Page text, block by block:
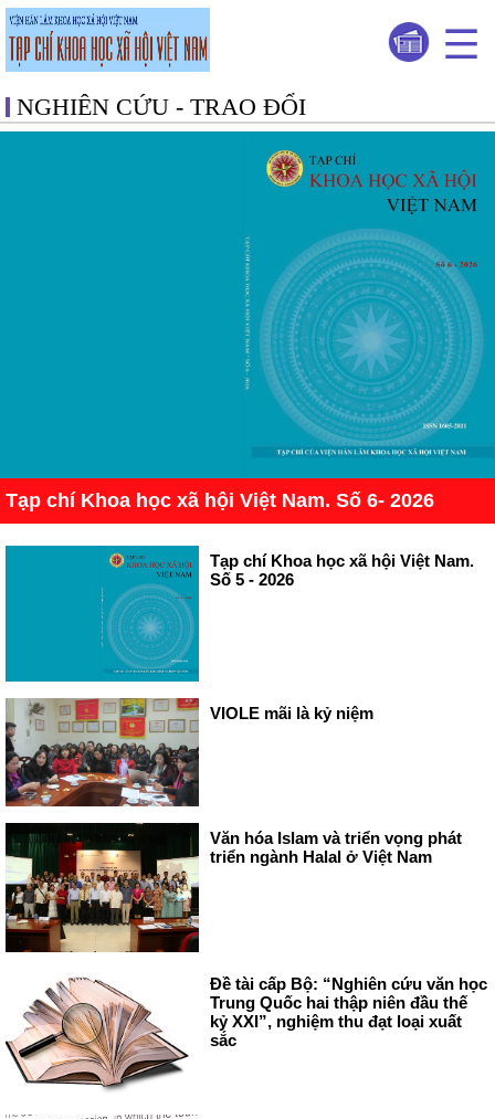
NGHIÊN CỨU - TRAO ĐỔI
Tạp chí Khoa học xã hội Việt Nam. Số 6- 2026
Tạp chí Khoa học xã hội Việt Nam.
Số 5 - 2026
VIOLE mãi là kỷ niệm
Văn hóa Islam và triển vọng phát
triển ngành Halal ở Việt Nam
Đề tài cấp Bộ: “Nghiên cứu văn học
Trung Quốc hai thập niên đầu thế
kỷ XXI”, nghiệm thu đạt loại xuất
sắc